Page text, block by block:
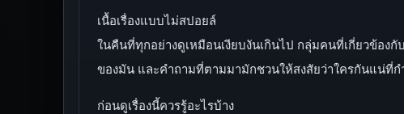
เนื้อเรื่องแบบไม่สปอยล์
ในคืนที่ทุกอย่างดูเหมือนเงียบงันเกินไป กลุ่มคนที่เกี่ยวข้อง
ของมัน และคำถามที่ตามมามักชวนให้สงสัยว่าใครกันแน่ที่
ก่อนดูเรื่องนี้ควรรู้อะไรบ้าง